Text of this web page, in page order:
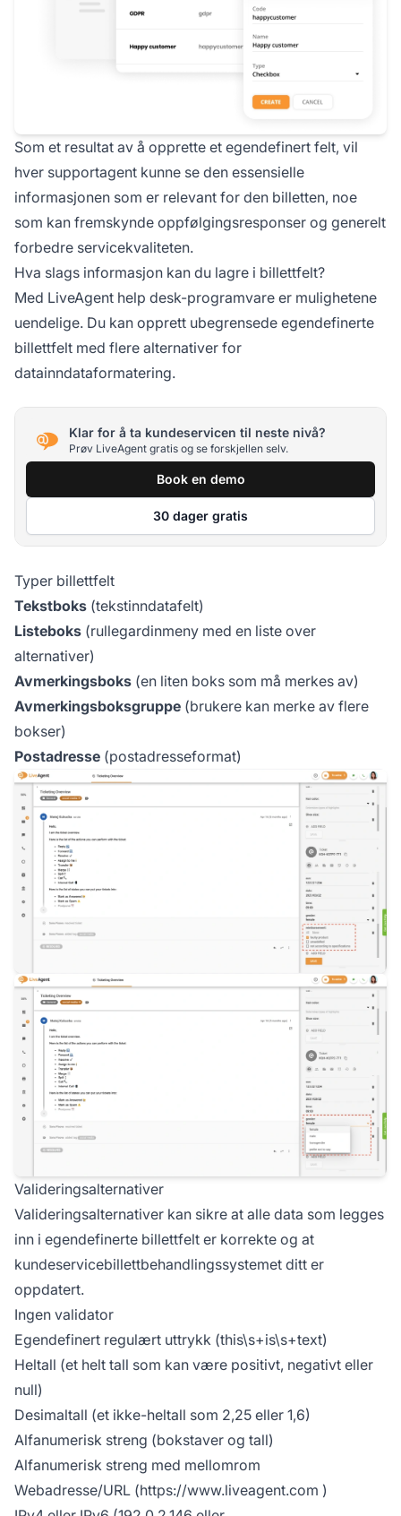
Som et resultat av å opprette et egendefinert felt, vil
hver supportagent kunne se den essensielle
informasjonen som er relevant for den billetten, noe
som kan fremskynde oppfølgingsresponser og generelt
forbedre servicekvaliteten.
Hva slags informasjon kan du lagre i billettfelt?
Med LiveAgent help desk-programvare er mulighetene
uendelige. Du kan opprett ubegrensede egendefinerte
billettfelt med flere alternativer for
datainndataformatering.
Klar for å ta kundeservicen til neste nivå?
Prøv LiveAgent gratis og se forskjellen selv.
Book en demo
30 dager gratis
Typer billettfelt
Tekstboks (tekstinndatafelt)
Listeboks (rullegardinmeny med en liste over
alternativer)
Avmerkingsboks (en liten boks som må merkes av)
Avmerkingsboksgruppe (brukere kan merke av flere
bokser)
Postadresse (postadresseformat)
Valideringsalternativer
Valideringsalternativer kan sikre at alle data som legges
inn i egendefinerte billettfelt er korrekte og at
kundeservicebillettbehandlingssystemet ditt er
oppdatert.
Ingen validator
Egendefinert regulært uttrykk (this\s+is\s+text)
Heltall (et helt tall som kan være positivt, negativt eller
null)
Desimaltall (et ikke-heltall som 2,25 eller 1,6)
Alfanumerisk streng (bokstaver og tall)
Alfanumerisk streng med mellomrom
Webadresse/URL (https://www.liveagent.com )